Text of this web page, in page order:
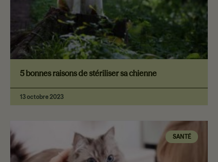
5 bonnes raisons de stériliser sa chienne
13 octobre 2023
SANTÉ